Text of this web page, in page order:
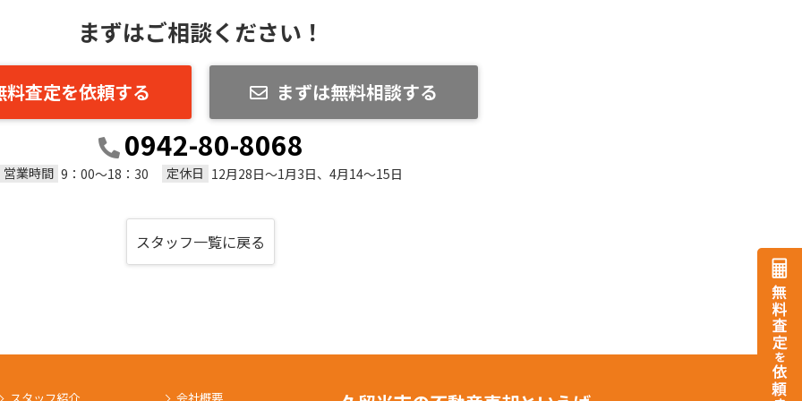
まずはご相談ください！
料査定を依頼する まずは無料相談する
0942-80-8068
営業時間 9：00～18：30 定休日 12月28日～1月3日、4月14～15日
スタッフ一覧に戻る